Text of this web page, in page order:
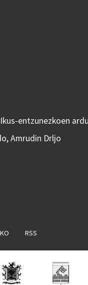
entzunezkoen
Amrudin Drljo
RSS